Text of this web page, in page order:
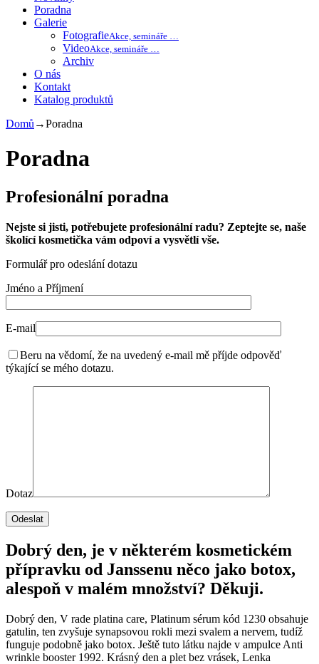
Poradna
Galerie
FotografieAkce, semináře …
VideoAkce, semináře …
Archiv
O nás
Kontakt
Katalog produktů
Domů →Poradna
Poradna
Profesionální poradna
Nejste si jisti, potřebujete profesionální radu? Zeptejte se, naše
školící kosmetička vám odpoví a vysvětlí vše.
Formulář pro odeslání dotazu
Jméno a Příjmení
E-mail
Beru na vědomí, že na uvedený e-mail mě příjde odpověď
týkající se mého dotazu.
Dotaz
Dobrý den, je v některém kosmetickém
přípravku od Janssenu něco jako botox,
alespoň v malém množství? Děkuji.
Dobrý den, V rade platina care, Platinum sérum kód 1230 obsahuje
gatulin, ten zvyšuje synapsovou rokli mezi svalem a nervem, tudíž
funguje podobně jako botox. Ještě tuto látku najde v ampulce Anti
wrinkle booster 1992. Krásný den a plet bez vrásek, Lenka